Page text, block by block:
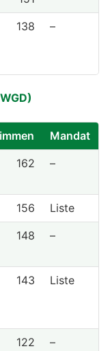
138 –
Mandat
162 –
156
Liste
148 –
143 Liste
122 –